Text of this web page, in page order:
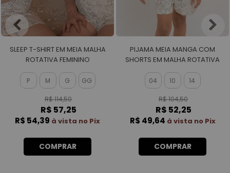
SLEEP T-SHIRT EM MEIA MALHA
ROTATIVA FEMININO
P M G GG
R$ 114,50
R$ 57,25
R$ 54,39 à vista no Pix
COMPRAR
PIJAMA MEIA MANGA COM
SHORTS EM MALHA ROTATIVA
FEMININO
04 10 14
R$ 104,50
R$ 52,25
R$ 49,64 à vista no Pix
COMPRAR